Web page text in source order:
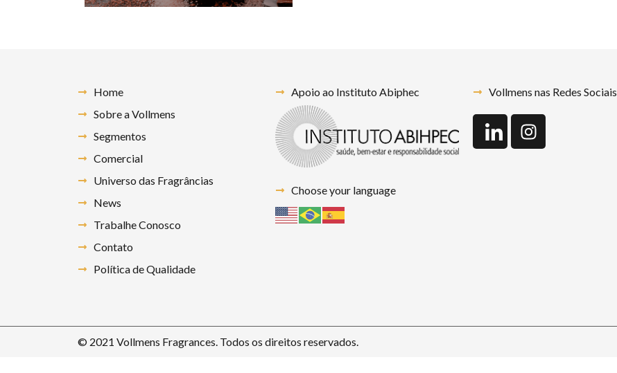
Home
Sobre a Vollmens
Segmentos
Comercial
Universo das Fragrâncias
News
Trabalhe Conosco
Contato
Política de Qualidade
Apoio ao Instituto Abiphec
Choose your language
Vollmens nas Redes Sociais
© 2021 Vollmens Fragrances. Todos os direitos reservados.